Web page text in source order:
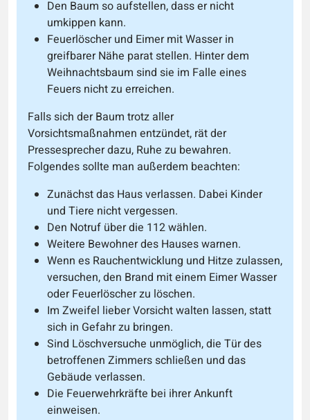
Den Baum so aufstellen, dass er nicht
umkippen kann.
Feuerlöscher und Eimer mit Wasser in
greifbarer Nähe parat stellen. Hinter dem
Weihnachtsbaum sind sie im Falle eines
Feuers nicht zu erreichen.
Falls sich der Baum trotz aller
Vorsichtsmaßnahmen entzündet, rät der
Pressesprecher dazu, Ruhe zu bewahren.
Folgendes sollte man außerdem beachten:
Zunächst das Haus verlassen. Dabei Kinder
und Tiere nicht vergessen.
Den Notruf über die 112 wählen.
Weitere Bewohner des Hauses warnen.
Wenn es Rauchentwicklung und Hitze zulassen,
versuchen, den Brand mit einem Eimer Wasser
oder Feuerlöscher zu löschen.
Im Zweifel lieber Vorsicht walten lassen, statt
sich in Gefahr zu bringen.
Sind Löschversuche unmöglich, die Tür des
betroffenen Zimmers schließen und das
Gebäude verlassen.
Die Feuerwehrkräfte bei ihrer Ankunft
einweisen.